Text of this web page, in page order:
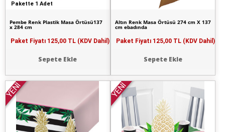
Pakette 1 Adet
Pembe Renk Plastik Masa Örtüsü137
x 284 cm
Paket Fiyatı 125,00 TL (KDV Dahil)
Sepete Ekle
Altın Renk Masa Örtüsü 274 cm X 137
cm ebadında
Paket Fiyatı 125,00 TL (KDV Dahil)
Sepete Ekle
YENİ YENİ